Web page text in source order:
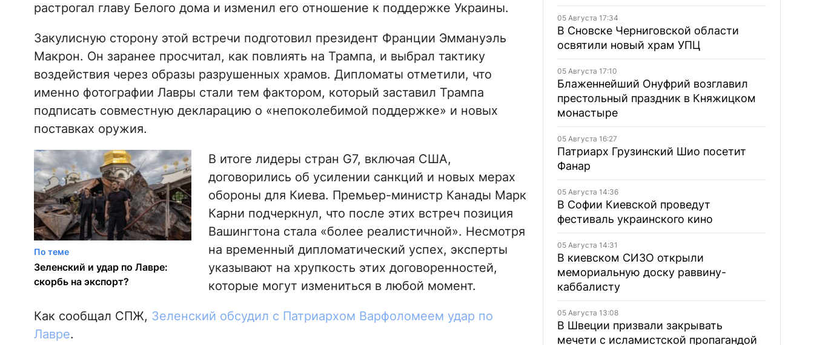
растрогал главу Белого дома и изменил его отношение к поддержке Украины.
Закулисную сторону этой встречи подготовил президент Франции Эммануэль
Макрон. Он заранее просчитал, как повлиять на Трампа, и выбрал тактику
воздействия через образы разрушенных храмов. Дипломаты отметили, что
именно фотографии Лавры стали тем фактором, который заставил Трампа
подписать совместную декларацию о «непоколебимой поддержке» и новых
поставках оружия.
По теме
Зеленский и удар по Лавре:
скорбь на экспорт?
В итоге лидеры стран G7, включая США,
договорились об усилении санкций и новых мерах
обороны для Киева. Премьер-министр Канады Марк
Карни подчеркнул, что после этих встреч позиция
Вашингтона стала «более реалистичной». Несмотря
на временный дипломатический успех, эксперты
указывают на хрупкость этих договоренностей,
которые могут измениться в любой момент.
Как сообщал СПЖ, Зеленский обсудил с Патриархом Варфоломеем удар по
Лавре.
05 Августа 17:34
В Сновске Черниговской области
освятили новый храм УПЦ
05 Августа 17:10
Блаженнейший Онуфрий возглавил
престольный праздник в Княжицком
монастыре
05 Августа 16:27
Патриарх Грузинский Шио посетит
Фанар
05 Августа 14:36
В Софии Киевской проведут
фестиваль украинского кино
05 Августа 14:31
В киевском СИЗО открыли
мемориальную доску раввину-
каббалисту
05 Августа 13:08
В Швеции призвали закрывать
мечети с исламистской пропагандой